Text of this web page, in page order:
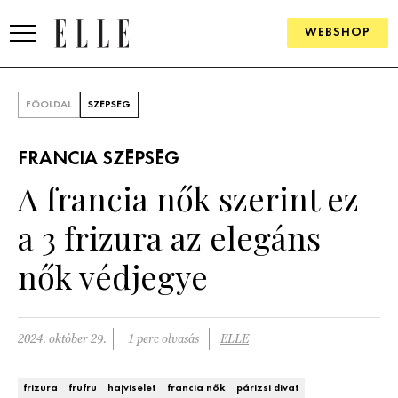
WEBSHOP
SZÉPSÉG
KULTÚRA
ÉLETMÓD
PÁRKAPCSOLAT
FŐOLDAL SZÉPSÉG
FRANCIA SZÉPSÉG
A francia nők szerint ez
a 3 frizura az elegáns
nők védjegye
2024. október 29. 1 perc olvasás ELLE
frizura frufru hajviselet francia nők párizsi divat